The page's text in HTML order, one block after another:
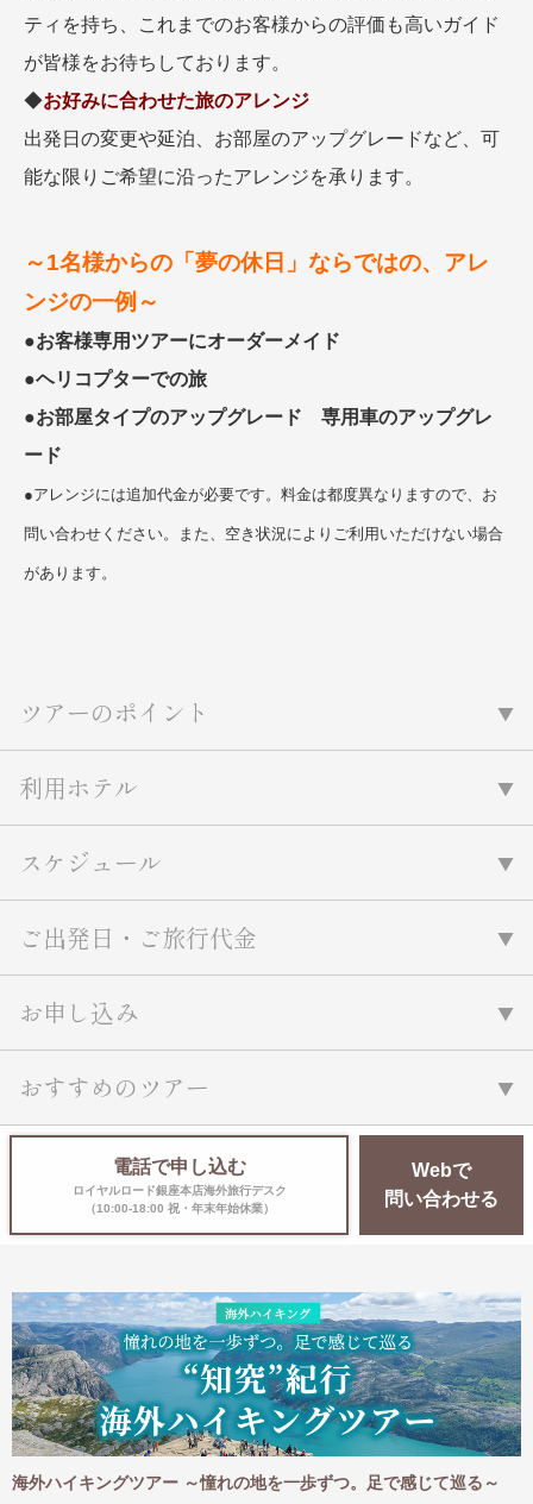
ティを持ち、これまでのお客様からの評価も高いガイド
が皆様をお待ちしております。
◆お好みに合わせた旅のアレンジ
出発日の変更や延泊、お部屋のアップグレードなど、可
能な限りご希望に沿ったアレンジを承ります。
～1名様からの「夢の休日」ならではの、アレ
ンジの一例～
●お客様専用ツアーにオーダーメイド
●ヘリコプターでの旅
●お部屋タイプのアップグレード 専用車のアップグレ
ード
●アレンジには追加代金が必要です。料金は都度異なりますので、お
問い合わせください。また、空き状況によりご利用いただけない場合
があります。
ツアーのポイント
利用ホテル
スケジュール
ご出発日・ご旅行代金
お申し込み
おすすめのツアー
電話で申し込む
ロイヤルロード銀座本店海外旅行デスク
（10:00-18:00 祝・年末年始休業）
Webで
問い合わせる
海外ハイキングツアー ～憧れの地を一歩ずつ。足で感じて巡る～